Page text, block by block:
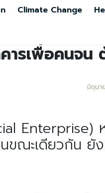
Climate Change
คารเพื่อคนจ
มิถุนา
Enterprise)
ณะเดียวกัน ยัง